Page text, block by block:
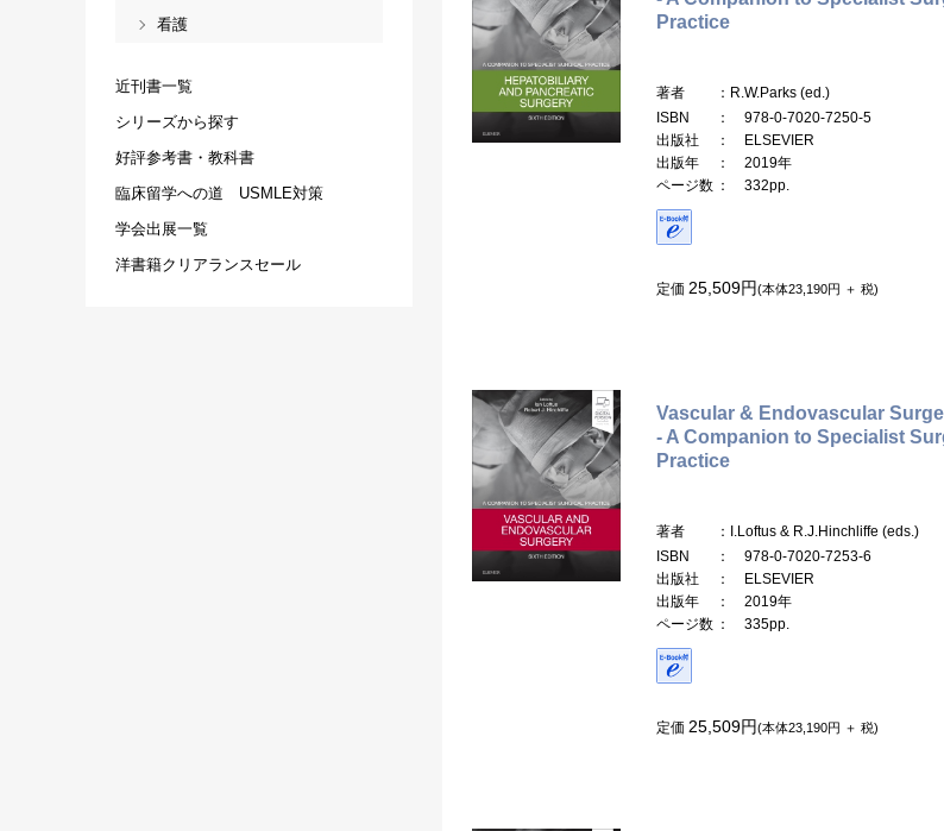
Practice
著者
：R.W.Parks (ed.)
ISBN
： 978-0-7020-7250-5
出版社
： ELSEVIER
出版年
： 2019年
ページ数 ： 332pp.
定価 25,509円(本体23,190円 ＋ 税)
Vascular & Endovascular
- A Companion to Specialist
Practice
著者
：I.Loftus & R.J.Hinchliffe (eds.)
ISBN
： 978-0-7020-7253-6
出版社
： ELSEVIER
出版年
： 2019年
ページ数 ： 335pp.
定価 25,509円(本体23,190円 ＋ 税)
看護
近刊書一覧
シリーズから探す
好評参考書・教科書
臨床留学への道 USMLE対策
学会出展一覧
洋書籍クリアランスセール